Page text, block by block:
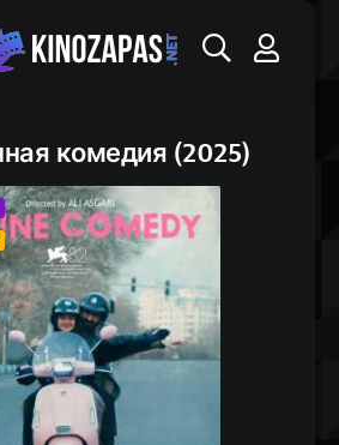
комедия (2025)